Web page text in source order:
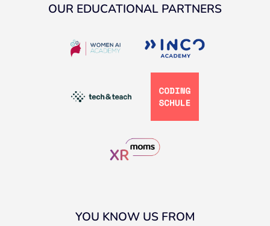
OUR EDUCATIONAL PARTNERS
YOU KNOW US FROM